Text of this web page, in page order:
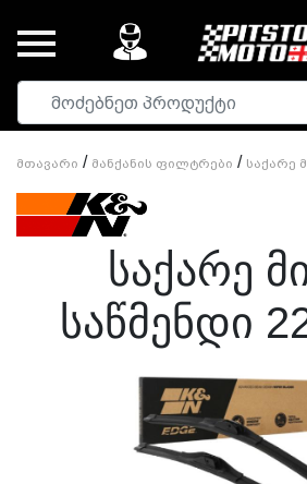
Მთავარი / Მანქანის Ფილტრები / Საქარე
Საქარე
Საწმენდი